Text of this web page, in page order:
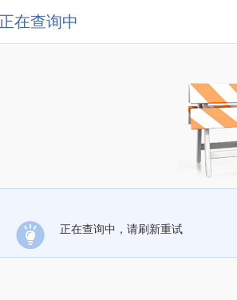
正在查询中
正在查询中，请刷新重试